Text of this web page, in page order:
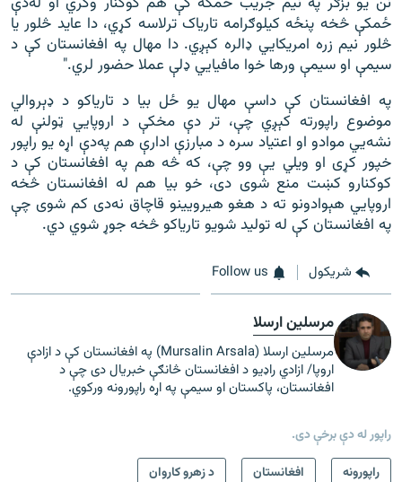
ځمکې څخه پنځه کیلوګرامه تاریاک ترلاسه کړي، دا عاید څلور یا
څلور نیم زره امریکايي ډالره کېږي. دا مهال په افغانستان کې د
سيمې او سيمې ورها خوا مافيايي ډلې عملا حضور لري."
په افغانستان کې داسې مهال یو ځل بیا د تاریاکو د ډېروالي
موضوع راپورته کېږي چې، تر دې مخکې د اروپايي ټولنې له
نشه‌‌‌يي موادو او اعتیاد سره د مبارزې ادارې هم په‌‌دې اړه یو راپور
خپور کړی او ويلي یې وو چې، که څه هم په افغانستان کې د
کوکنارو کښت منع شوی دی، خو بیا هم له افغانستان څخه
اروپايي هېوادونو ته د هغو هیرويينو قاچاق نه‌‌‌دی کم شوی چې
په افغانستان کې له تولید شویو تاریاکو څخه جوړ شوي دي.
شريکول Follow us
مرسلین ارسلا
مرسلین ارسلا (Mursalin Arsala) په افغانستان کې د ازادې
اروپا/ ازادي راډیو د افغانستان څانګې خبریال دی چې د
افغانستان، پاکستان او سیمې په اړه راپورونه ورکوي.
راپور له دې برخې دی.
راپورونه
افغانستان د زهرو کاروان